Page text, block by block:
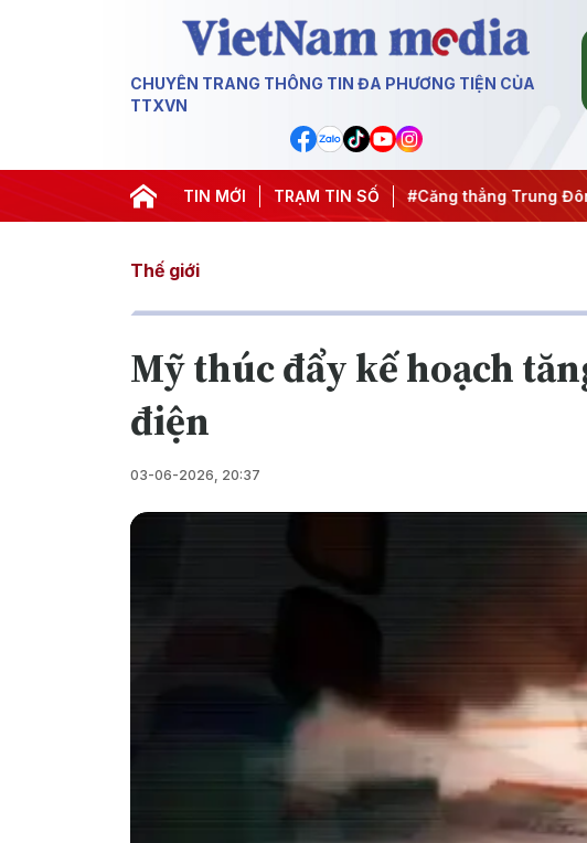
CHUYÊN TRANG THÔNG TIN ĐA PHƯƠNG TIỆN CỦA
TTXVN
TIN MỚI TRẠM TIN SỐ
#Chống khai thác IUU #Căng thẳng Trung Đông #An
Thế giới
Mỹ thúc đẩy kế hoạch
điện
03-06-2026, 20:37